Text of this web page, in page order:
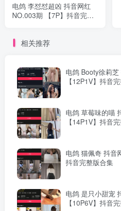
电鸽 李怼怼超凶 抖音网红
NO.003期 【7P】抖音完整
相关推荐
电鸽 Booty徐莉
【12P1V】抖音
电鸽 草莓味的喵
【14P1V】抖音
电鸽 猫佩奇 抖音
抖音完整版合集
电鸽 是只小甜宠
【10P6V】抖音